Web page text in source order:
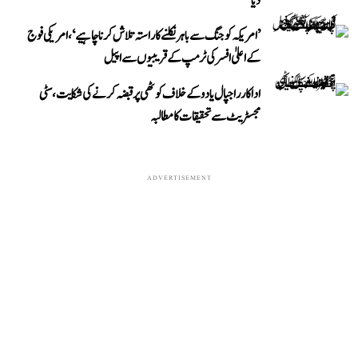
’امریکہ کو جنگ سے باہر نکلنے کا راستہ تلاش کرنا چاہیے‘، امریکی فوج
کے اعلیٰ افسر کی ٹرمپ کے قریبیوں سے اپیل
اداکار راجپال یادو کے خلاف کوٹھی پر قبضہ کرنے کی شکایت، سٹی
مجسٹریٹ سے تحقیقات کا مطالبہ
ADVERTISEMENT